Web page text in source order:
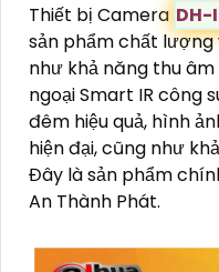
Thiết bị Camera DH-
sản phẩm chất lượng
như khả năng thu
ngoại Smart IR công
đêm hiệu quả, hình
hiện đại, cũng như
Đây là sản phẩm
An Thành Phát.